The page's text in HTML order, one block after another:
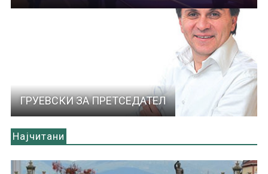
ГРУЕВСКИ ЗА ПРЕТСЕДАТЕЛ
Најчитани